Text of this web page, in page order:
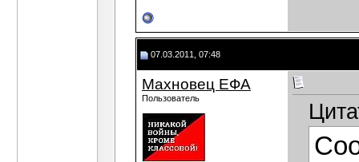
07.03.2011, 07:48
Махновец ЕФА
Пользователь